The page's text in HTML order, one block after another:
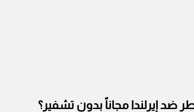
ضد إيرلندا مجاناً بدون تشفير؟